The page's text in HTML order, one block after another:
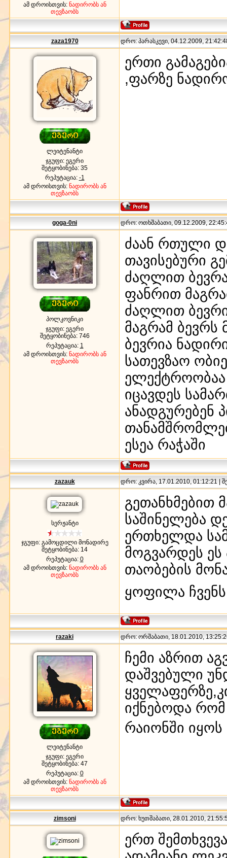
ამ დროისთვის: ნადირობს ან
თევზაობს
zaza1970 დრო: პარასკევი, 04.12.2009,
ლეიტენანტი
ჯგუფი: ეგერი
შეტყობინება: 35
რეპუტაცია: -1
ამ დროისთვის: ნადირობს ან
თევზაობს
ერთი
,ფარზე
goga-0ni დრო: ოთხშაბათი, 09.12.2009,
პოლკოვნიკი
ჯგუფი: ეგერი
შეტყობინება: 746
რეპუტაცია: 1
ამ დროისთვის: ნადირობს ან
თევზაობს
ძაან რთული
თავისებური
ძაღლით
ფანრით
ძაღლით
მაგრამ ბევრს
ბევრია
სათევზაო
ელექტროობაა
იცავდეს
ანადგურებენ
ესეა რაჭაში
zazauk დრო: კვირა, 17.01.2010, 01:12:21 |
სერჟანტი
ჯგუფი: გამოცდილი მონადირე
შეტყობინება: 14
რეპუტაცია: 0
ამ დროისთვის: ნადირობს ან
თევზაობს
გეთანხმებით
საშინელება
ერთხელდა
მოგვარდეს
თაობების
ყოფილა
razaki დრო: ორშაბათი, 18.01.2010,
ლეიტენანტი
ჯგუფი: ეგერი
შეტყობინება: 47
რეპუტაცია: 0
ამ დროისთვის: ნადირობს ან
თევზაობს
ჩემი აზრით
დაშვებული
იქნებოდა
რაიონში
zimsoni დრო: ხუთშაბათი, 28.01.2010,
ერთ